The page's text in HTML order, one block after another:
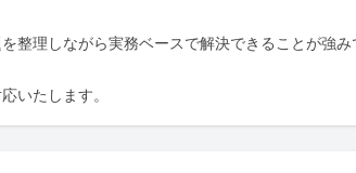
整理しながら実務ベースで解決できることが強み
いたします。